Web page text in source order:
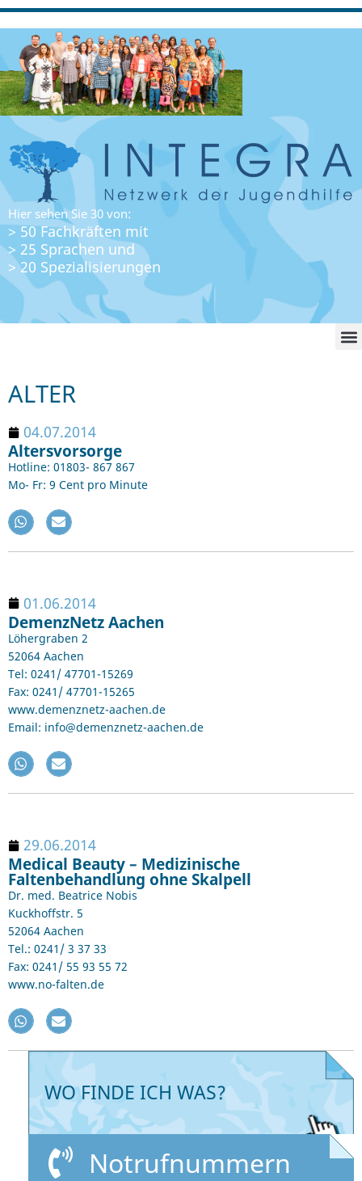
Hier sehen Sie 30 von:
> 50 Fachkräften mit
> 25 Sprachen und
> 20 Spezialisierungen
ALTER
04.07.2014
Altersvorsorge
Hotline: 01803- 867 867
Mo- Fr: 9 Cent pro Minute
01.06.2014
DemenzNetz Aachen
Löhergraben 2
52064 Aachen
Tel: 0241/ 47701-15269
Fax: 0241/ 47701-15265
www.demenznetz-aachen.de
Email: info@demenznetz-aachen.de
29.06.2014
Medical Beauty – Medizinische
Faltenbehandlung ohne Skalpell
Dr. med. Beatrice Nobis
Kuckhoffstr. 5
52064 Aachen
Tel.: 0241/ 3 37 33
Fax: 0241/ 55 93 55 72
www.no-falten.de
WO FINDE ICH WAS?
Notrufnummern